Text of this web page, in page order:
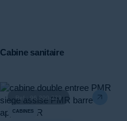
Cabine sanitaire
Ref : 96.200-229
CABINES